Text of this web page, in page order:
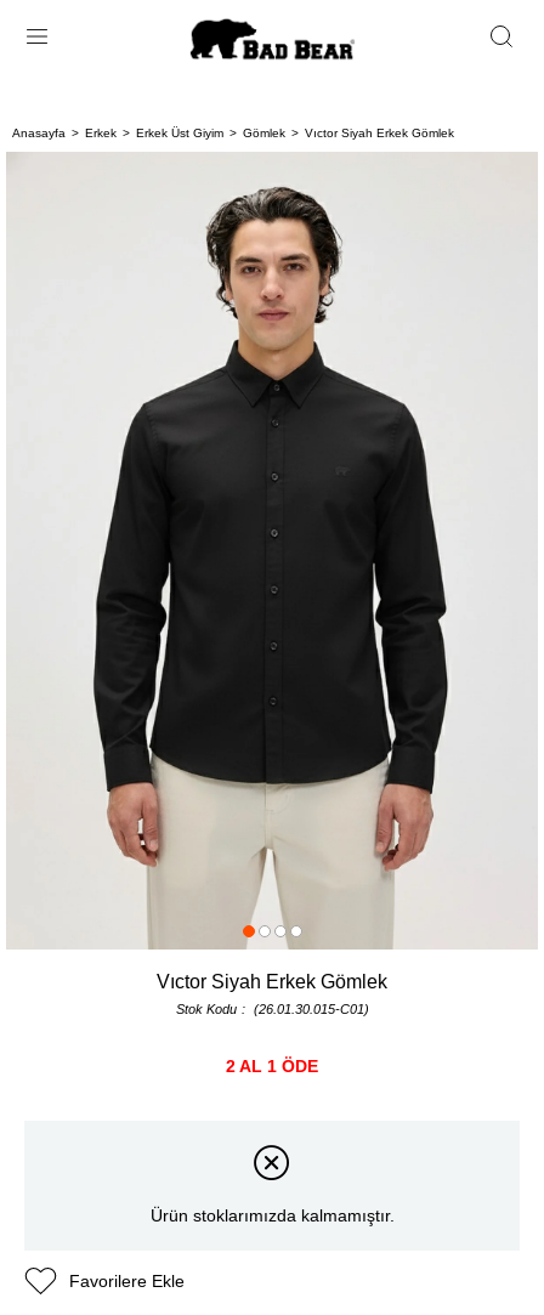
Anasayfa Erkek Erkek Üst Giyim Gömlek Vıctor Siyah Erkek Gömlek
Vıctor Siyah Erkek Gömlek
Stok Kodu (26.01.30.015-C01)
2 AL 1 ÖDE
Ürün stoklarımızda kalmamıştır.
Favorilere Ekle